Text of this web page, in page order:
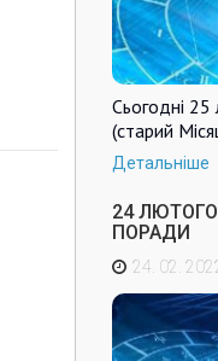
Сьогодні
(старий
Детальніше
24 ЛЮТОГО
ПОРАДИ
24. 02.